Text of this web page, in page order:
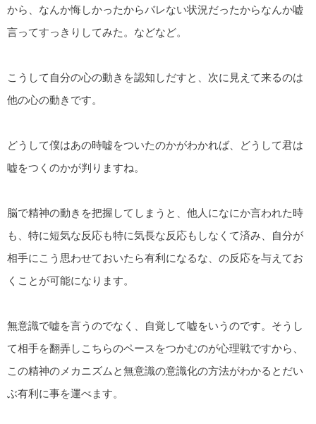
から、なんか悔しかったからバレない状況だったからなんか嘘
言ってすっきりしてみた。などなど。
こうして自分の心の動きを認知しだすと、次に見えて来るのは
他の心の動きです。
どうして僕はあの時嘘をついたのかがわかれば、どうして君は
嘘をつくのかが判りますね。
脳で精神の動きを把握してしまうと、他人になにか言われた時
も、特に短気な反応も特に気長な反応もしなくて済み、自分が
相手にこう思わせておいたら有利になるな、の反応を与えてお
くことが可能になります。
無意識で嘘を言うのでなく、自覚して嘘をいうのです。そうし
て相手を翻弄しこちらのペースをつかむのが心理戦ですから、
この精神のメカニズムと無意識の意識化の方法がわかるとだい
ぶ有利に事を運べます。